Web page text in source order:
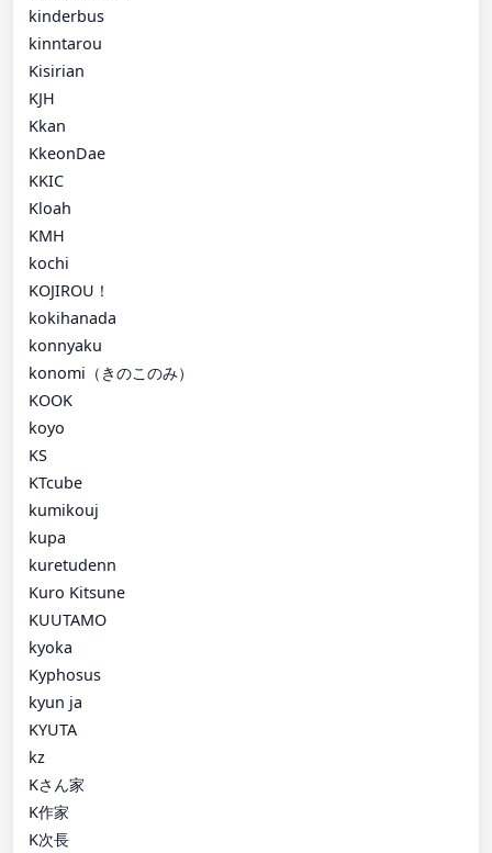
kinderbus
kinntarou
Kisirian
KJH
Kkan
KkeonDae
KKIC
Kloah
KMH
kochi
KOJIROU！
kokihanada
konnyaku
konomi（きのこのみ）
KOOK
koyo
KS
KTcube
kumikouj
kupa
kuretudenn
Kuro Kitsune
KUUTAMO
kyoka
Kyphosus
kyun ja
KYUTA
kz
Kさん家
K作家
K次長